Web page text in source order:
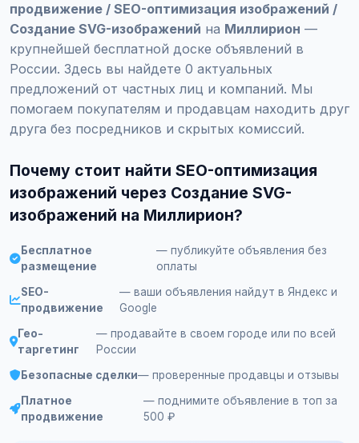
продвижение / SEO-оптимизация изображений /
Создание SVG-изображений на Миллирион —
крупнейшей бесплатной доске объявлений в
России. Здесь вы найдете 0 актуальных
предложений от частных лиц и компаний. Мы
помогаем покупателям и продавцам находить друг
друга без посредников и скрытых комиссий.
Почему стоит найти SEO-оптимизация
изображений через Создание SVG-
изображений на Миллирион?
Бесплатное
размещение
— публикуйте объявления без
оплаты
SEO-
продвижение
— ваши объявления найдут в Яндекс и
Google
Гео-
таргетинг
— продавайте в своем городе или по всей
России
Безопасные сделки— проверенные продавцы и отзывы
Платное
продвижение
— поднимите объявление в топ за
500 ₽